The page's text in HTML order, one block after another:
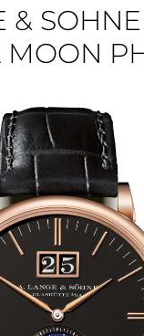
& SOHNE
MOON